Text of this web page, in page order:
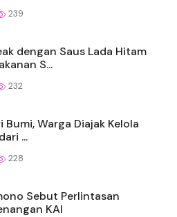
239
dengan Saus Lada Hitam
S...
232
Bumi, Warga Diajak Kelola
...
228
Sebut Perlintasan
KAI